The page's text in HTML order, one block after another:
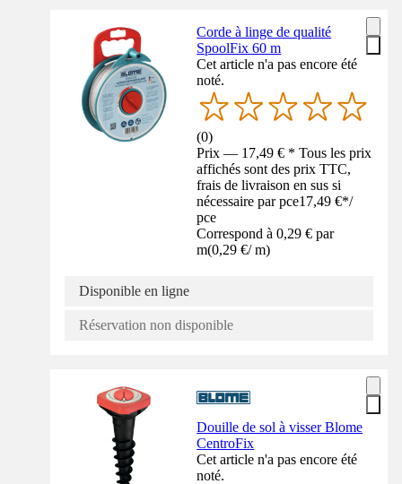
Corde à linge de qualité
SpoolFix 60 m
Cet article n'a pas encore été
noté.
(0)
Prix — 17,49 € * Tous les prix
affichés sont des prix TTC,
frais de livraison en sus si
nécessaire par pce17,49 €*/
pce
Correspond à 0,29 € par
m(0,29 €/ m)
Disponible en ligne
Réservation non disponible
Douille de sol à visser Blome
CentroFix
Cet article n'a pas encore été
noté.